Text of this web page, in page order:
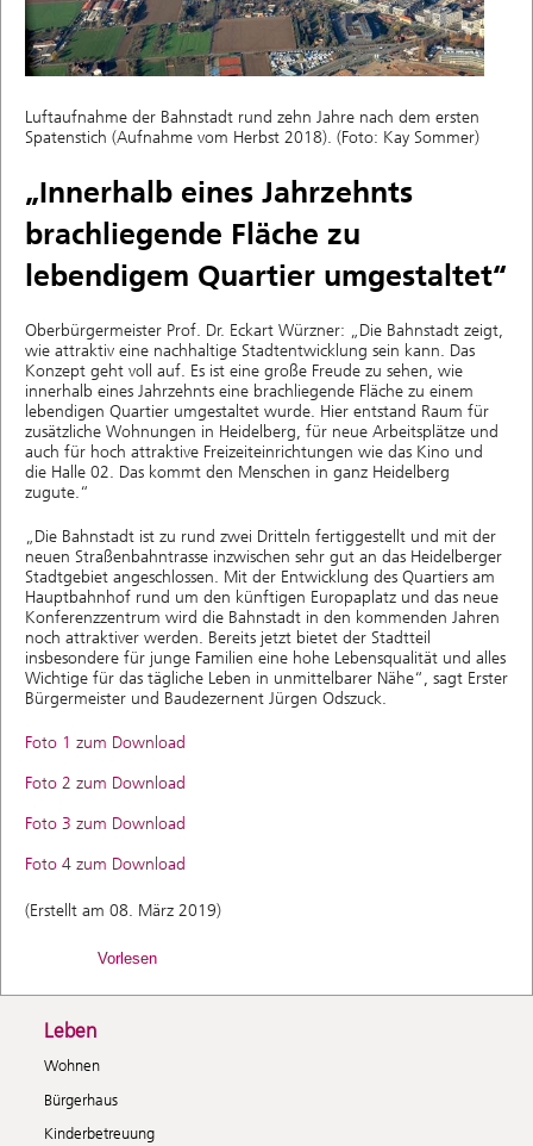
Luftaufnahme der Bahnstadt rund zehn Jahre nach dem ersten
Spatenstich (Aufnahme vom Herbst 2018). (Foto: Kay Sommer)
„Innerhalb eines Jahrzehnts
brachliegende Fläche zu
lebendigem Quartier umgestaltet“
Oberbürgermeister Prof. Dr. Eckart Würzner: „Die Bahnstadt zeigt,
wie attraktiv eine nachhaltige Stadtentwicklung sein kann. Das
Konzept geht voll auf. Es ist eine große Freude zu sehen, wie
innerhalb eines Jahrzehnts eine brachliegende Fläche zu einem
lebendigen Quartier umgestaltet wurde. Hier entstand Raum für
zusätzliche Wohnungen in Heidelberg, für neue Arbeitsplätze und
auch für hoch attraktive Freizeiteinrichtungen wie das Kino und
die Halle 02. Das kommt den Menschen in ganz Heidelberg
zugute.“
„Die Bahnstadt ist zu rund zwei Dritteln fertiggestellt und mit der
neuen Straßenbahntrasse inzwischen sehr gut an das Heidelberger
Stadtgebiet angeschlossen. Mit der Entwicklung des Quartiers am
Hauptbahnhof rund um den künftigen Europaplatz und das neue
Konferenzzentrum wird die Bahnstadt in den kommenden Jahren
noch attraktiver werden. Bereits jetzt bietet der Stadtteil
insbesondere für junge Familien eine hohe Lebensqualität und alles
Wichtige für das tägliche Leben in unmittelbarer Nähe“, sagt Erster
Bürgermeister und Baudezernent Jürgen Odszuck.
Foto 1 zum Download
Foto 2 zum Download
Foto 3 zum Download
Foto 4 zum Download
(Erstellt am 08. März 2019)
Vorlesen
Leben
Wohnen
Bürgerhaus
Kinderbetreuung